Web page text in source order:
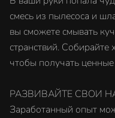
смесь из пылесоса и
вы сможете смывать
странствий. Собирайте
чтобы получать
РАЗВИВАЙТЕ СВОИ
Заработанный опыт